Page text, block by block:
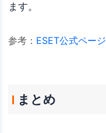
ます。
参考： ESET公式ページ
まとめ